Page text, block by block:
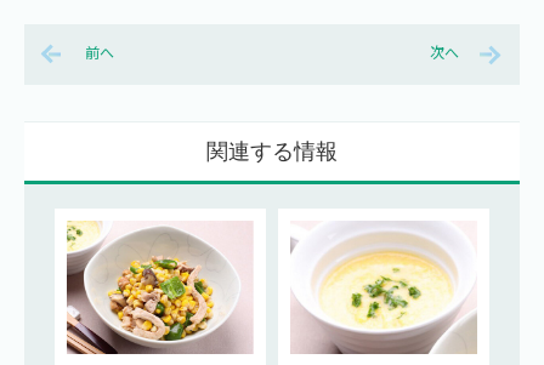
前へ 次へ
関連する情報